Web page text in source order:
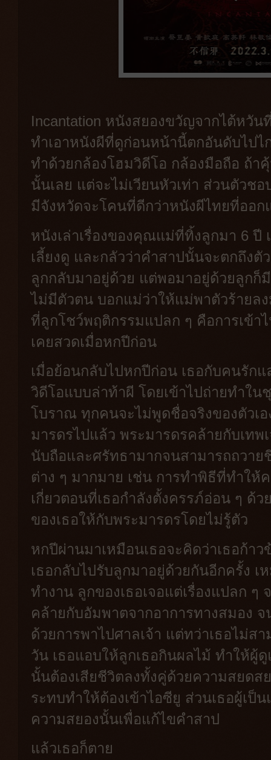
Incantation หนังสยองขวัญจากไต้หวั
ทำเอาหนังผีที่ดูก่อนหน้านี้ตกอันดับไป
ทำด้วยกล้องโฮมวิดีโอ กล้องมือถือ ถ้
นั้นเลย แต่จะไม่เวียนหัวเท่า ส่วนตัวช
มีจังหวัดจะโคนที่ดีกว่าหนังผีไทยที่ออ
หนังเล่าเรื่องของคุณแม่ที่ทิ้งลูกมา 6 ปี
เลี้ยงดู และกลัวว่าคำสาปนั้นจะตกถึง
ลูกกลับมาอยู่ด้วย แต่พอมาอยู่ด้วยลูกก็
ไม่มีตัวตน บอกแม่ว่าให้แม่พาตัวร้ายล
ที่ลูกโชว์พฤติกรรมแปลก ๆ คือการเข้
เคยสวดเมื่อหกปีก่อน
เมื่อย้อนกลับไปหกปีก่อน เธอกับคนรัก
วิดีโอแบบล่าท้าผี โดยเข้าไปถ่ายทำใ
โบราณ ทุกคนจะไม่พูดชื่อจริงของตัวเอ
มารดรไปแล้ว พระมารดรคล้ายกับเท
นับถือและศรัทธามากจนสามารถถวาย
ต่าง ๆ มากมาย เช่น การทำพิธีที่ทำให้
เกี่ยวตอนที่เธอกำลังตั้งครรภ์อ่อน ๆ ด้
ของเธอให้กับพระมารดรโดยไม่รู้ตัว
หกปีผ่านมาเหมือนเธอจะคิดว่าเธอก้า
เธอกลับไปรับลูกมาอยู่ด้วยกันอีกครั้ง
ทำงาน ลูกของเธอเจอแต่เรื่องแปลก
คล้ายกับอัมพาตจากอาการทางสมอง
ด้วยการพาไปศาลเจ้า แต่ทว่าเธอไม่ส
วัน เธอแอบให้ลูกเธอกินผลไม้ ทำให้ผู้
นั้นต้องเสียชีวิตลงทั้งคู่ด้วยความสยดส
ระทบทำให้ต้องเข้าไอซียู ส่วนเธอผู้เป็
ความสยองนั้นเพื่อแก้ไขคำสาป
แล้วเธอก็ตาย